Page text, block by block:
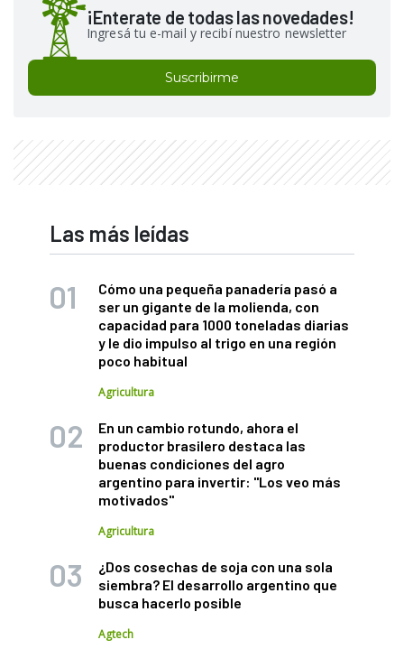
¡Enterate de todas las novedades!
Ingresá tu e-mail y recibí nuestro newsletter
Suscribirme
Las más leídas
Cómo una pequeña panadería pasó a
ser un gigante de la molienda, con
capacidad para 1000 toneladas diarias
y le dio impulso al trigo en una región
poco habitual
Agricultura
En un cambio rotundo, ahora el
productor brasilero destaca las
buenas condiciones del agro
argentino para invertir: "Los veo más
motivados"
Agricultura
¿Dos cosechas de soja con una sola
siembra? El desarrollo argentino que
busca hacerlo posible
Agtech